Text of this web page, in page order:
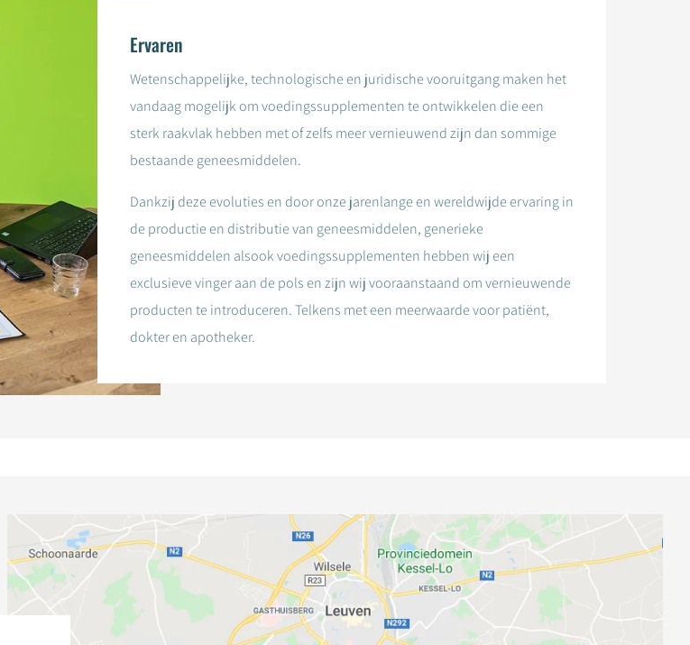
Ervaren
Wetenschappelijke, technologische en juridische vooruitgang maken het
vandaag mogelijk om voedingssupplementen te ontwikkelen die een
sterk raakvlak hebben met of zelfs meer vernieuwend zijn dan sommige
bestaande geneesmiddelen.
Dankzij deze evoluties en door onze jarenlange en wereldwijde ervaring in
de productie en distributie van geneesmiddelen, generieke
geneesmiddelen alsook voedingssupplementen hebben wij een
exclusieve vinger aan de pols en zijn wij vooraanstaand om vernieuwende
producten te introduceren. Telkens met een meerwaarde voor patiënt,
dokter en apotheker.